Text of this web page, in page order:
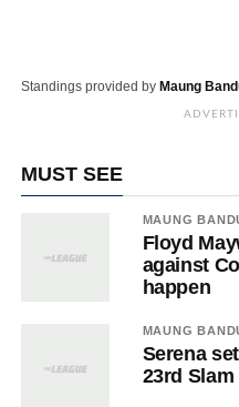
Standings provided by Maung
MUST SEE
MAUNG
Floyd
against
happen
MAUNG
Serena
23rd Slam